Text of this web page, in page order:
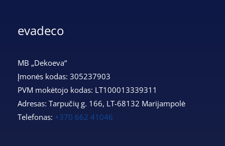
evadeco
MB „Dekoeva“
Įmonės kodas: 305237903
PVM mokėtojo kodas: LT100013339311
Adresas: Tarpučių g. 166, LT-68132 Marijampolė
Telefonas: +370 662 41046